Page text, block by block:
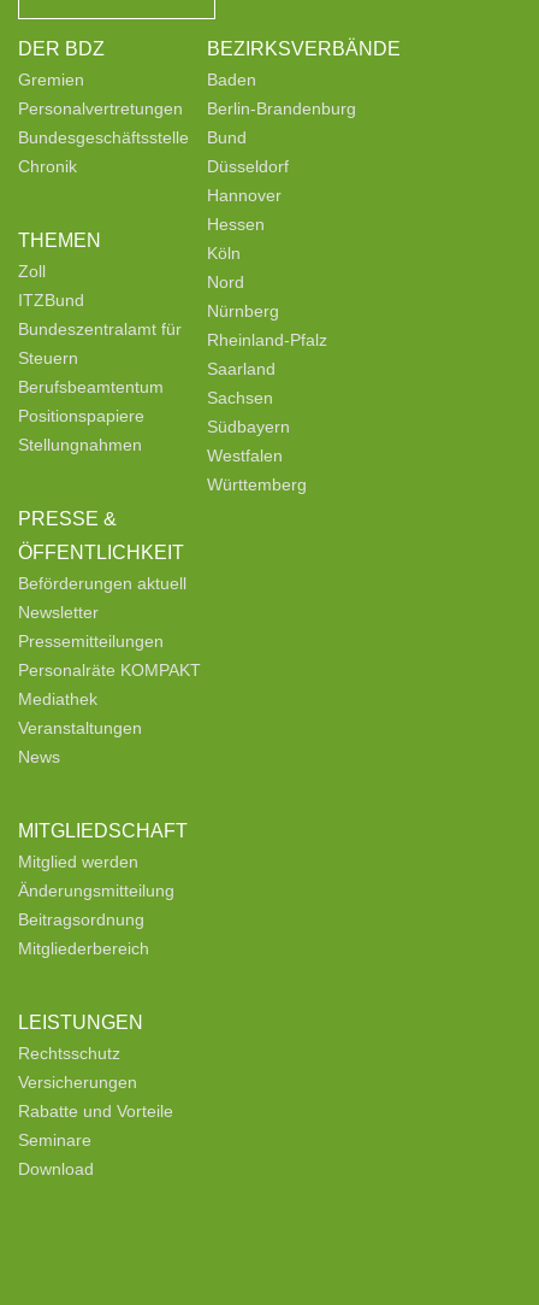
DER BDZ
Gremien
Personalvertretungen
Bundesgeschäftsstelle
Chronik
THEMEN
Zoll
ITZBund
Bundeszentralamt für
Steuern
Berufsbeamtentum
Positionspapiere
Stellungnahmen
PRESSE &
ÖFFENTLICHKEIT
Beförderungen aktuell
Newsletter
Pressemitteilungen
Personalräte KOMPAKT
Mediathek
Veranstaltungen
News
MITGLIEDSCHAFT
Mitglied werden
Änderungsmitteilung
Beitragsordnung
Mitgliederbereich
LEISTUNGEN
Rechtsschutz
Versicherungen
Rabatte und Vorteile
Seminare
Download
BEZIRKSVERBÄNDE
Baden
Berlin-Brandenburg
Bund
Düsseldorf
Hannover
Hessen
Köln
Nord
Nürnberg
Rheinland-Pfalz
Saarland
Sachsen
Südbayern
Westfalen
Württemberg